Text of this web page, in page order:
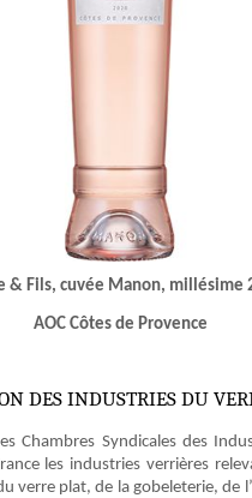
& Fils, cuvée Manon, millésime
AOC Côtes de Provence
DES INDUSTRIES DU
Chambres Syndicales des
les industries verrières
verre plat, de la gobeleterie, de